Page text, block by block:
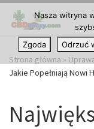
Przejdź do treści
Strona główna »
Jakie Popełniają Nowi
Nasza witryna
Zgoda
Odrzuć